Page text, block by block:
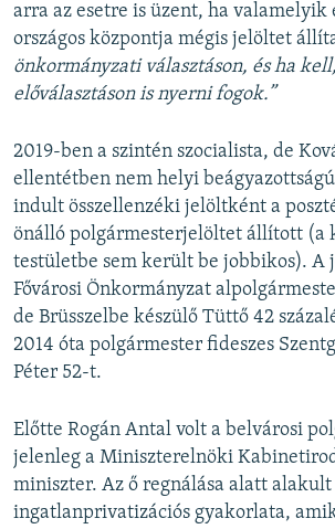
arra az esetre is üzent, ha
országos központja mégis jelöltet
önkormányzati választáson, és ha
előválasztáson is nyerni fogok.”
2019-ben a szintén szocialista, de
ellentétben nem helyi
indult összellenzéki jelöltként a
önálló polgármesterjelöltet állított (a
testületbe sem került be jobbikos). A
Fővárosi Önkormányzat
de Brüsszelbe készülő Tüttő 42
2014 óta polgármester fideszes
Péter 52-t.
Előtte Rogán Antal volt a belvárosi
jelenleg a Miniszterelnöki
miniszter. Az ő regnálása alatt
ingatlanprivatizációs gyakorlata,